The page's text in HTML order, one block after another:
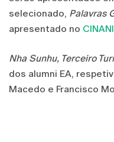
selecionado, Palavras
apresentado no
Nha Sunhu, Terceiro
dos alumni EA,
Macedo e Francisco